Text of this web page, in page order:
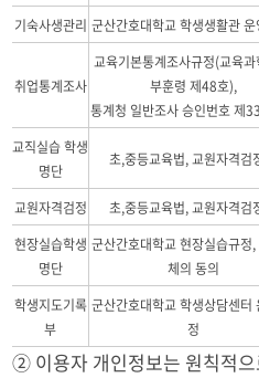
기숙사생관리 군산간호대학교 학생생활관 운
취업통계조사
교육기본통계조사규정(교육
부훈령 제48호),
통계청 일반조사 승인번호 제
교직실습 학생
명단
초,중등교육법,교원자격검
교원자격검정 초,중등교육법,교원자격검
현장실습학생
명단
군산간호대학교 현장실습규정
체의 동의
학생지도기록
부
군산간호대학교 학생상담센터
정
② 이용자 개인정보는 원칙적